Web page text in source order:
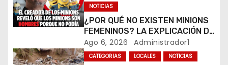
e
e
n
NOTICIAS
¿POR QUÉ NO EXISTEN MINIONS
FEMENINOS? LA EXPLICACIÓN DE
SU CREADOR QUE VOLVIÓ A
VIRALIZARSE
Ago 6, 2026 Administrador1
CATEGORIAS LOCALES NOTICIAS